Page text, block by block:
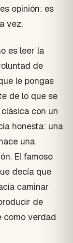
opinión: es
vez.
es leer la
de
le pongas
de lo que se
con un
honesta: una
una
El famoso
decía que
caminar
de
como verdad